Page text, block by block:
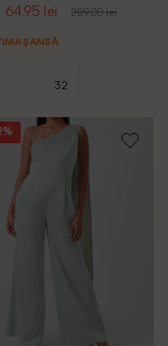
64.95 lei 289.00 lei
ȘANSĂ
32